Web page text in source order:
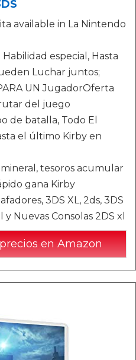
available in La Nintendo
especial, Hasta
Luchar juntos;
UN JugadorOferta
del juego
de batalla, Todo El
el último Kirby en
tesoros acumular
gana Kirby
3DS XL, 2ds, 3DS
Nuevas Consolas 2DS xl
en Amazon